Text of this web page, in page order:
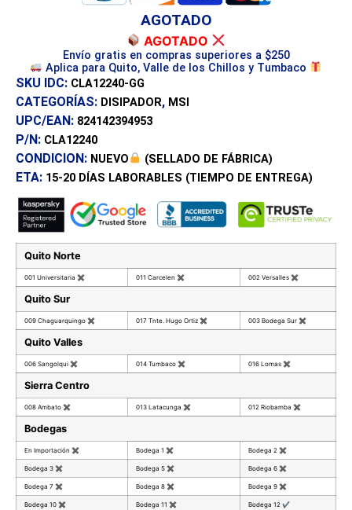
AGOTADO
AGOTADO
Envío gratis en compras superiores a $250
Aplica para Quito, Valle de los Chillos y Tumbaco
SKU IDC: CLA12240-GG
CATEGORÍAS: DISIPADOR, MSI
UPC/EAN: 824142394953
P/N: CLA12240
CONDICION: NUEVO (SELLADO DE FÁBRICA)
ETA: 15-20 DÍAS LABORABLES (TIEMPO DE ENTREGA)
Quito Norte
001 Universitaria ✖ 011 Carcelen ✖ 002 Versalles ✖
Quito Sur
009 Chaguarquingo ✖ 017 Tnte. Hugo Ortiz ✖ 003 Bodega Sur ✖
Quito Valles
006 Sangolqui ✖ 014 Tumbaco ✖ 016 Lomas ✖
Sierra Centro
008 Ambato ✖ 013 Latacunga ✖ 012 Riobamba ✖
Bodegas
En Importación ✖ Bodega 1 ✖ Bodega 2 ✖
Bodega 3 ✖ Bodega 5 ✖ Bodega 6 ✖
Bodega 7 ✖ Bodega 8 ✖ Bodega 9 ✖
Bodega 10 ✖ Bodega 11 ✖ Bodega 12 ✔